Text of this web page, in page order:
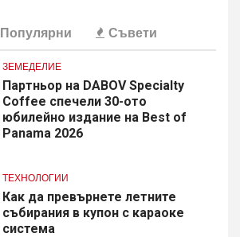
Популярни Съвети
ЗЕМЕДЕЛИЕ
Партньор на DABOV Specialty
Coffee спечели 30-ото
юбилейно издание на Best of
Panama 2026
ТЕХНОЛОГИИ
Как да превърнете летните
събирания в купон с караоке
система